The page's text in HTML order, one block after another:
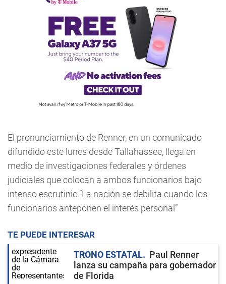
El pronunciamiento de Renner, en un comunicado
difundido este lunes desde Tallahassee, llega en
medio de investigaciones federales y órdenes
judiciales que colocan a ambos funcionarios bajo
intenso escrutinio.“La nación se debilita cuando los
funcionarios anteponen el interés personal”
TE PUEDE INTERESAR
TRONO ESTATAL
Paul Renner
lanza su campaña para gobernador
de Florida